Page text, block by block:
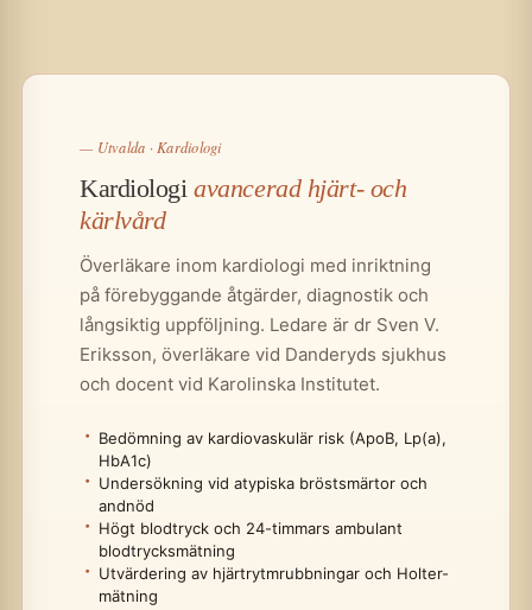
— Utvalda · Kardiologi
Kardiologiavancerad hjärt- och
kärlvård
Överläkare inom kardiologi med inriktning
på förebyggande åtgärder, diagnostik och
långsiktig uppföljning. Ledare är dr Sven V.
Eriksson, överläkare vid Danderyds sjukhus
och docent vid Karolinska Institutet.
Bedömning av kardiovaskulär risk (ApoB, Lp(a),
HbA1c)
Undersökning vid atypiska bröstsmärtor och
andnöd
Högt blodtryck och 24-timmars ambulant
blodtrycksmätning
Utvärdering av hjärtrytmrubbningar och Holter-
mätning